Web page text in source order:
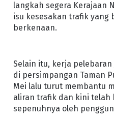
langkah segera Kerajaan
isu kesesakan trafik yang
berkenaan.
Selain itu, kerja
di persimpangan Taman
Mei lalu turut membantu
aliran trafik dan kini telah
sepenuhnya oleh